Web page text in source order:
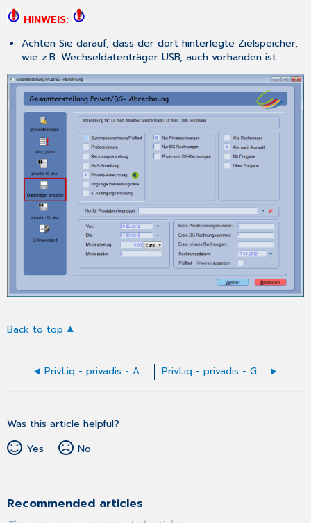
HINWEIS:
Achten Sie darauf, dass der dort hinterlegte Zielspeicher,
wie z.B. Wechseldatenträger USB, auch vorhanden ist.
Back to top
PrivLiq - privadis - Aufruf im Patientenmenü PrivLiq - privadis - Gesamterstellung
Was this article helpful?
Yes
No
Recommended articles